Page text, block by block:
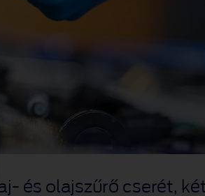
és olajszűrő cserét,